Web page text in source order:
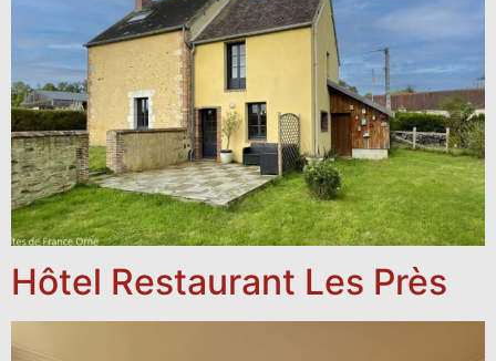
Hôtel Restaurant Les Près